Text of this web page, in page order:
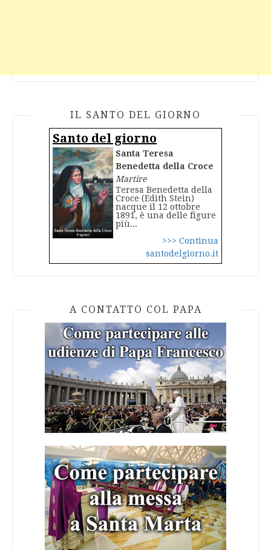
IL SANTO DEL GIORNO
Santo del giorno
Santa Teresa
Benedetta della Croce
Martire
Teresa Benedetta della
Croce (Edith Stein)
nacque il 12 ottobre
1891, è una delle figure
più...
>>> Continua
santodelgiorno.it
A CONTATTO COL PAPA